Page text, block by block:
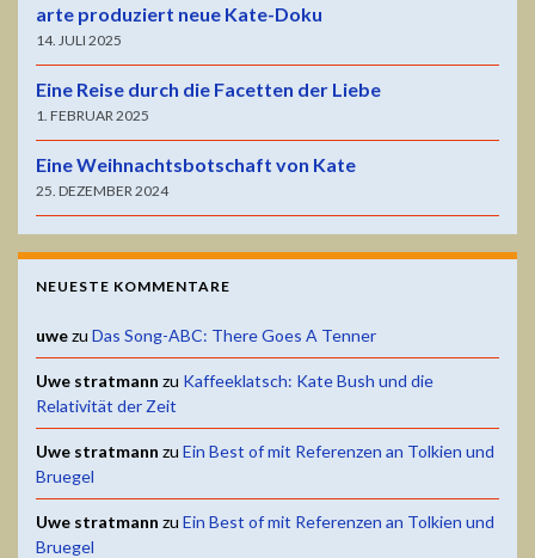
arte produziert neue Kate-Doku
14. JULI 2025
Eine Reise durch die Facetten der Liebe
1. FEBRUAR 2025
Eine Weihnachtsbotschaft von Kate
25. DEZEMBER 2024
NEUESTE KOMMENTARE
uwezu Das Song-ABC: There Goes A Tenner
Uwe stratmann zu Kaffeeklatsch: Kate Bush und die
Relativität der Zeit
Uwe stratmann zu Ein Best of mit Referenzen an Tolkien und
Bruegel
Uwe stratmann zu Ein Best of mit Referenzen an Tolkien und
Bruegel